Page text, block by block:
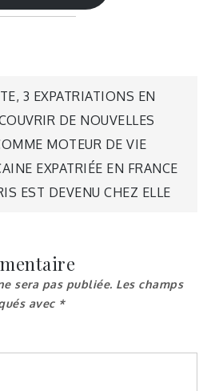
3 EXPATRIATIONS EN
DE NOUVELLES
MOTEUR DE VIE
EXPATRIÉE EN FRANCE
EST DEVENU CHEZ ELLE
sera pas publiée. Les champs
avec *